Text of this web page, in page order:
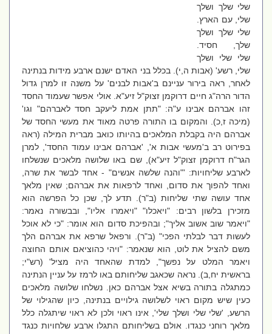
שלי שלך ושלך
שלי, עם הארץ.
שלי שלך ושלך
שלך, חסיד.
שלי שלי ושלך
שלי, רשע' (אבות ה,י). בכלל בני האדם ישנם ארבע מידות בנתינה
לאחר, ראה בירור עניינם ב'אבות לבנים' על משנה זו למרן גדול
הדור הרה"ג חיים דרוקמן זצוק"ל זיע"א. אולי אפשר שעמוד החסד
זהו אברהם אבינו ע"ה: "תתן אמת ליעקב חסד לאברהם" וגו'
(מיכה ז,כ). והמקום בו התורה פרטה מאוד את מעשי החסד של
אברהם היה בקבלת המלאכים בהיותו כואב מברית המילה (ראה
בפירוט רב ב'מעשי אבות א', 'אברהם אבינו עמוד החסד', למרן
הגר"ח דרוקמן זצוק"ל זיע"א), שם באו שלושה מלאכים שנשלחו
לארבע שליחויות: '"והנה שלשה אנשים" - אחד לבשר את שרה,
ואחד להפוך את סדום, ואחד לרפאות את אברהם; שאין מלאך
אחד עושה שתי שליחות (ב"ר). תדע לך, שכן כל הפרשה הוא
מזכירן בלשון רבים: "ויאכלו" "ויאמרו אליו", ובבשורה נאמר:
"ויאמר שוב אשוב אליך"; ובהפיכת סדום הוא אומר: "כי לא אוכל
לעשות דבר לבלתי הפכי" (ב"ר). ורפאל שרפא את אברהם הלך
משם להציל את לוט, הוא שנאמר: "ויהי כהוציאם אותם החוצה
ויאמר המלט על נפשך", למדת שהאחד היה מציל' (רש"י;
בראשית יח,ב). נראה שכאגב שליחותם באו לרמז על עניין הנתינה
כמתגלה בתורה בשיא אצל אברהם כאן. נשלחו שלושה מלאכים
כעין שיש מקום ראוי לשלושה גילויים בנתינה, כיון שהגילוי של
הרשע, 'שלי שלי ושלך שלי', אינו ראוי ולכן לא ראוי שיתגלה כלל
מלאך רוחני כנגדו. אולם בשליחותם התגלו ארבע שלחויות כנגד